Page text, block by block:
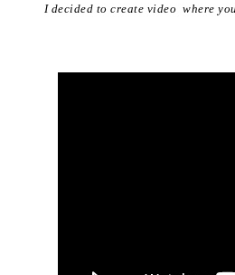
I decided to create video where